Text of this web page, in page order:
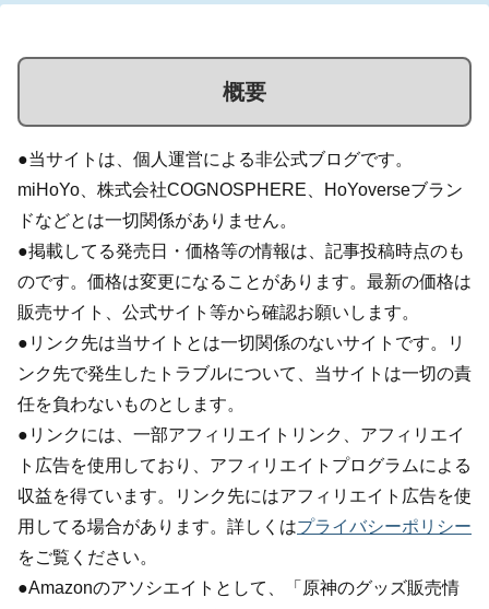
概要
●当サイトは、個人運営による非公式ブログです。
miHoYo、株式会社COGNOSPHERE、HoYoverseブラン
ドなどとは一切関係がありません。
●掲載してる発売日・価格等の情報は、記事投稿時点のも
のです。価格は変更になることがあります。最新の価格は
販売サイト、公式サイト等から確認お願いします。
●リンク先は当サイトとは一切関係のないサイトです。リ
ンク先で発生したトラブルについて、当サイトは一切の責
任を負わないものとします。
●リンクには、一部アフィリエイトリンク、アフィリエイ
ト広告を使用しており、アフィリエイトプログラムによる
収益を得ています。リンク先にはアフィリエイト広告を使
用してる場合があります。詳しくはプライバシーポリシー
をご覧ください。
●Amazonのアソシエイトとして、「原神のグッズ販売情